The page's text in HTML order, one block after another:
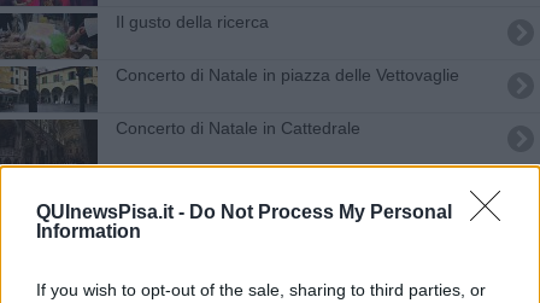
QUInewsPisa.it - Do Not Process My Personal
Information
If you wish to opt-out of the sale, sharing to third parties, or
Il gusto della ricerca
Concerto di Natale in piazza delle Vettovaglie
Concerto di Natale in Cattedrale
Un premio a Leister nel programma di
L'orchestra dei giovani per la musica classica